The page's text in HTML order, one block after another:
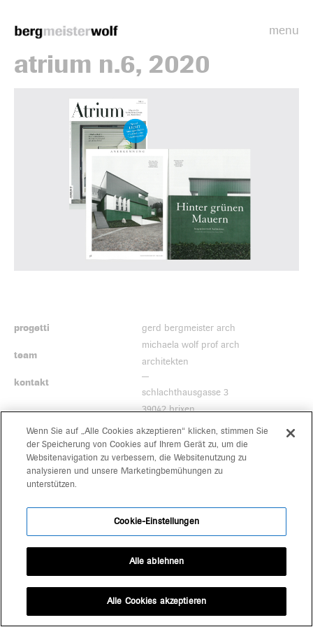
menu
atrium n.6, 2020
progetti
team
kontakt
gerd bergmeister arch
michaela wolf prof arch
architekten
schlachthausgasse 3
39042 brixen
+39 0472 80 11 29
office@bergmeisterwolf.it
Wenn Sie auf „Alle Cookies akzeptieren“ klicken, stimmen Sie
der Speicherung von Cookies auf Ihrem Gerät zu, um die
Websitenavigation zu verbessern, die Websitenutzung zu
analysieren und unsere Marketingbemühungen zu
unterstützen.
Cookie-Einstellungen
Alle ablehnen
Alle Cookies akzeptieren